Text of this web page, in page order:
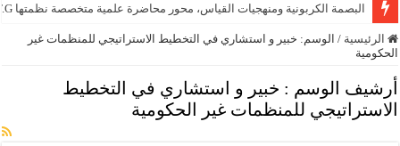
البصمة الكربونية ومنهجيات القياس، محور محاضرة علمية متخصصة نظمتها E.T.G
الرئيسية / الوسم: خبير و استشاري في التخطيط الاستراتيجي للمنظمات غير
الحكومية
أرشيف الوسم : خبير و استشاري في التخطيط
الاستراتيجي للمنظمات غير الحكومية